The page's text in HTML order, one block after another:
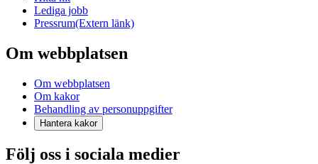
Lediga jobb
Pressrum(Extern länk)
Om webbplatsen
Om webbplatsen
Om kakor
Behandling av personuppgifter
Hantera kakor
Följ oss i sociala medier